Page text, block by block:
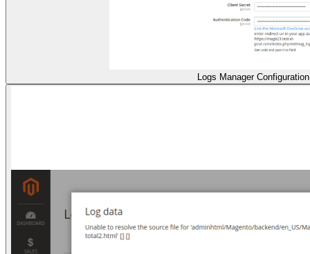
Logs Manager Configuration